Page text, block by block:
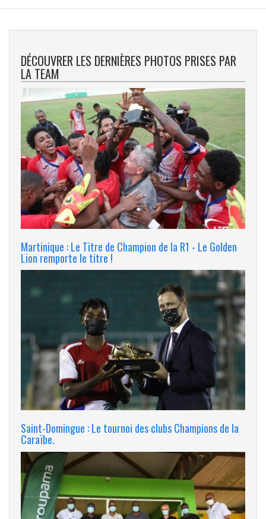
DÉCOUVRER LES DERNIÈRES PHOTOS PRISES PAR
LA TEAM
Martinique : Le Titre de Champion de la R1 - Le Golden
Lion remporte le titre !
Saint-Domingue : Le tournoi des clubs Champions de la
Caraïbe.